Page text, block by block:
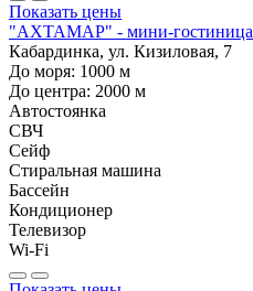
Показать цены
"АХТАМАР" - мини-гостиница
Кабардинка, ул. Кизиловая, 7
До моря: 1000 м
До центра: 2000 м
Автостоянка
СВЧ
Сейф
Стиральная машина
Бассейн
Кондиционер
Телевизор
Wi-Fi